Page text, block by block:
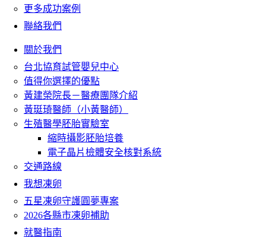
更多成功案例
聯絡我們
關於我們
台北協育試管嬰兒中心
值得你選擇的優點
黃建榮院長－醫療團隊介紹
黃珽琦醫師（小黃醫師）
生殖醫學胚胎實驗室
縮時攝影胚胎培養
電子晶片檢體安全核對系統
交通路線
我想凍卵
五星凍卵守護圓夢專案
2026各縣市凍卵補助
就醫指南